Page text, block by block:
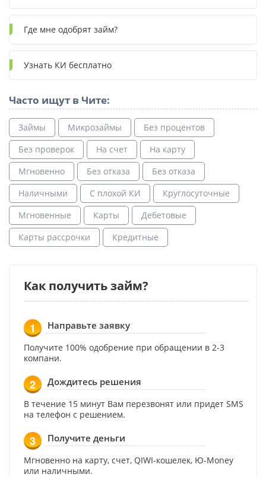
Где мне одобрят займ?
Узнать КИ бесплатно
Часто ищут в Чите:
Займы Микрозаймы
Без процентов
Без проверок
На счет
На карту
Мгновенно
Без отказа
Без отказа
Наличными
С плохой КИ
Круглосуточные
Мгновенные
Карты
Дебетовые
Карты рассрочки
Кредитные
Как получить займ?
1 Направьте заявку
Получите 100% одобрение при обращении в 2-3
компани.
2 Дождитесь решения
В течение 15 минут Вам перезвонят или придет SMS
на телефон с решением.
3 Получите деньги
Мгновенно на карту, счет, QIWI-кошелек, Ю-Money
или наличными.